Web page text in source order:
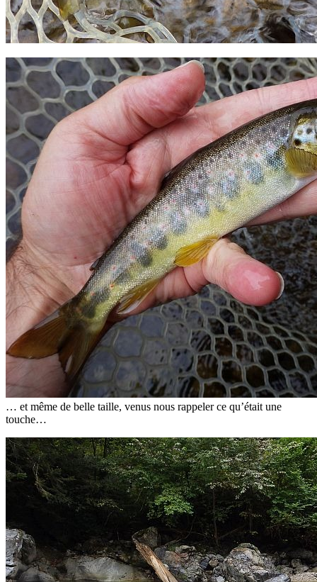
… et même de belle taille, venus nous rappeler ce qu’était une
touche…